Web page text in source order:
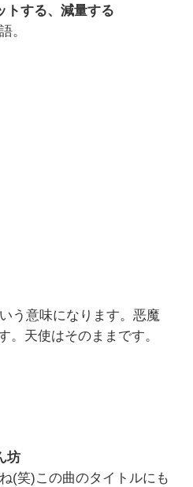
トする、減量する
。
う意味になります。恶魔
。天使はそのままです。
坊
(笑)この曲のタイトルにも